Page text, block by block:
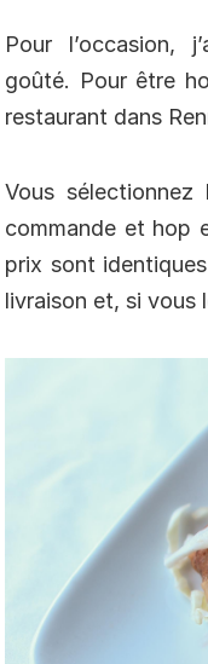
Pour l’occasion,
goûté. Pour être
restaurant dans
Vous
commande et hop
prix sont
livraison et, si vous